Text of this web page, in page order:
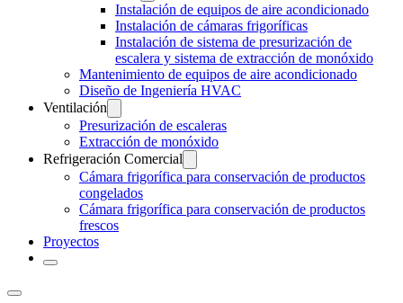
Instalación de equipos de aire acondicionado
Instalación de cámaras frigoríficas
Instalación de sistema de presurización de
escalera y sistema de extracción de monóxido
Mantenimiento de equipos de aire acondicionado
Diseño de Ingeniería HVAC
Ventilación
Presurización de escaleras
Extracción de monóxido
Refrigeración Comercial
Cámara frigorífica para conservación de productos
congelados
Cámara frigorífica para conservación de productos
frescos
Proyectos